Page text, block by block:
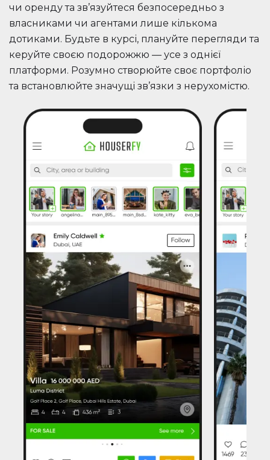
чи оренду та зв’язуйтеся безпосередньо з
власниками чи агентами лише кількома
дотиками. Будьте в курсі, плануйте перегляди та
керуйте своєю подорожжю — усе з однієї
платформи. Розумно створюйте своє портфоліо
та встановлюйте значущі зв’язки з нерухомістю.